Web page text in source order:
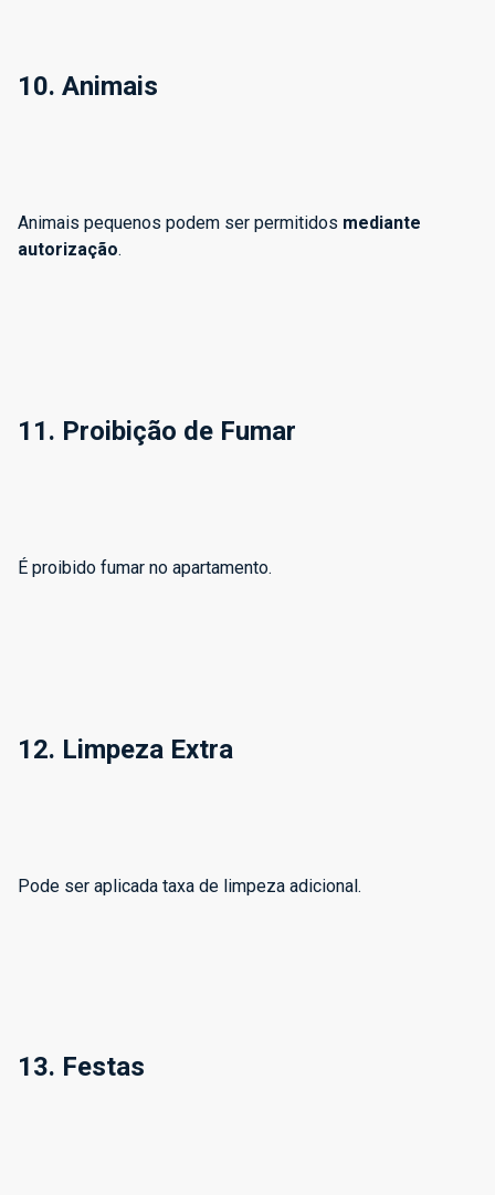
10. Animais
Animais pequenos podem ser permitidos mediante
autorização.
11. Proibição de Fumar
É proibido fumar no apartamento.
12. Limpeza Extra
Pode ser aplicada taxa de limpeza adicional.
13. Festas